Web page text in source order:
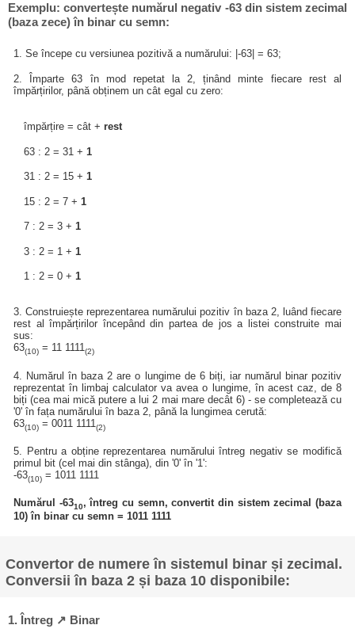
Exemplu: convertește numărul negativ -63 din sistem zecimal
(baza zece) în binar cu semn:
1. Se începe cu versiunea pozitivă a numărului: |-63| = 63;
2. Împarte 63 în mod repetat la 2, ținând minte fiecare rest al
împărțirilor, până obținem un cât egal cu zero:
împărțire = cât + rest
63 : 2 = 31 + 1
31 : 2 = 15 + 1
15 : 2 = 7 + 1
7 : 2 = 3 + 1
3 : 2 = 1 + 1
1 : 2 = 0 + 1
3. Construiește reprezentarea numărului pozitiv în baza 2, luând fiecare
rest al împărțirilor începând din partea de jos a listei construite mai
sus:
63(10) = 11 1111(2)
4. Numărul în baza 2 are o lungime de 6 biți, iar numărul binar pozitiv
reprezentat în limbaj calculator va avea o lungime, în acest caz, de 8
biți (cea mai mică putere a lui 2 mai mare decât 6) - se completează cu
'0' în fața numărului în baza 2, până la lungimea cerută:
63(10) = 0011 1111(2)
5. Pentru a obține reprezentarea numărului întreg negativ se modifică
primul bit (cel mai din stânga), din '0' în '1':
-63(10) = 1011 1111
Numărul -6310, întreg cu semn, convertit din sistem zecimal (baza
10) în binar cu semn = 1011 1111
Convertor de numere în sistemul binar și zecimal.
Conversii în baza 2 și baza 10 disponibile:
1. Întreg ↗ Binar